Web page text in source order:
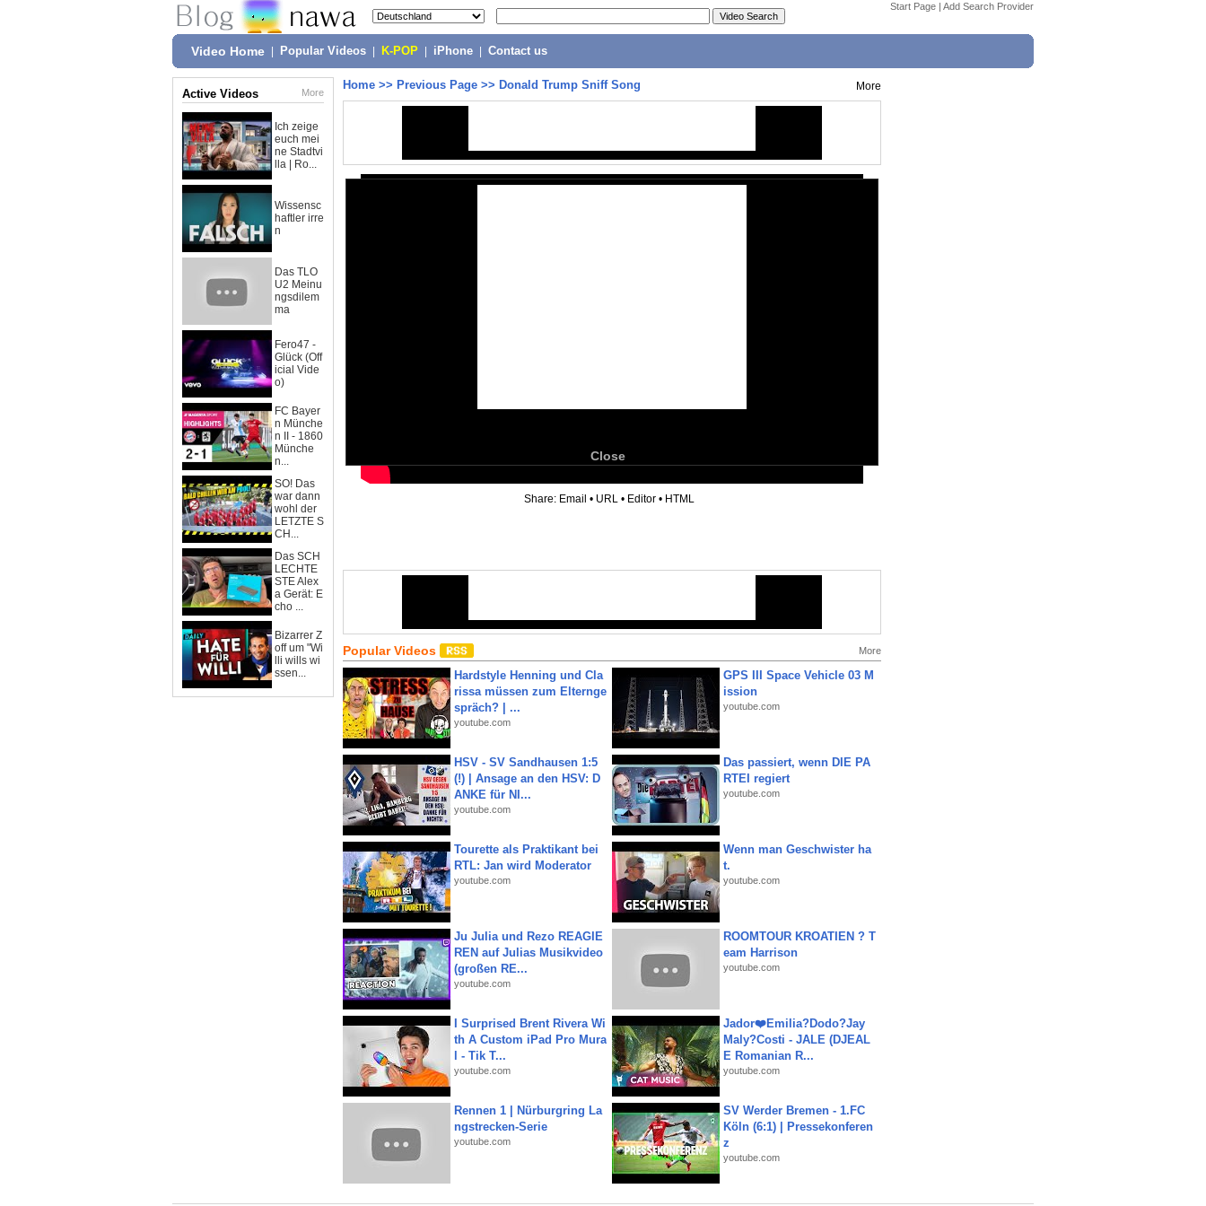
Start Page | Add Search Provider
Video Home Popular Videos K-POP iPhone Contact us
Active Videos More
Ich zeige
euch mei
ne Stadtvi
lla | Ro...
Wissensc
haftler irre
n
Das TLO
U2 Meinu
ngsdilem
ma
Fero47 -
Glück (Off
icial Vide
o)
FC Bayer
n Münche
n II - 1860
Münche
n...
SO! Das
war dann
wohl der
LETZTE S
CH...
Das SCH
LECHTE
STE Alex
a Gerät: E
cho ...
Bizarrer Z
off um "Wi
lli wills wi
ssen...
Home >> Previous Page >> Donald Trump Sniff Song More
Close
Share: Email • URL • Editor • HTML
Popular Videos More
Hardstyle Henning und Cla
rissa müssen zum Elternge
spräch? | ...
youtube.com
GPS III Space Vehicle 03 M
ission
youtube.com
HSV - SV Sandhausen 1:5
(!) | Ansage an den HSV: D
ANKE für NI...
youtube.com
Das passiert, wenn DIE PA
RTEI regiert
youtube.com
Tourette als Praktikant bei
RTL: Jan wird Moderator
youtube.com
Wenn man Geschwister ha
t.
youtube.com
Ju Julia und Rezo REAGIE
REN auf Julias Musikvideo
(großen RE...
youtube.com
ROOMTOUR KROATIEN ? T
eam Harrison
youtube.com
I Surprised Brent Rivera Wi
th A Custom iPad Pro Mura
l - Tik T...
youtube.com
Jador❤️Emilia?Dodo?Jay
Maly?Costi - JALE (DJEAL
E Romanian R...
youtube.com
Rennen 1 | Nürburgring La
ngstrecken-Serie
youtube.com
SV Werder Bremen - 1.FC
Köln (6:1) | Pressekonferen
z
youtube.com